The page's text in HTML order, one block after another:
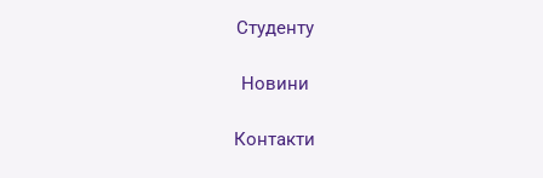
Студенту
Новини
Контакти